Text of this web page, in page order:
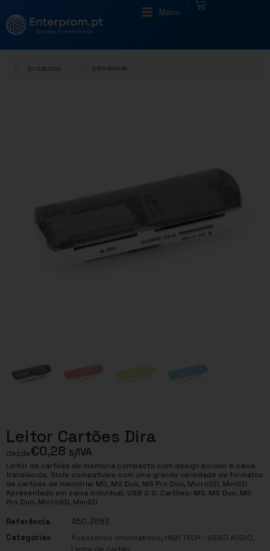
Menu
produtos
Leitor Cartões Dira
desde€0,28 s/IVA
Leitor de cartões de memória compacto com design bicolor e caixa
translúcida. Slots compatíveis com uma grande variedade de formatos
de cartões de memória: MS, MS Duo, MS Pro Duo, MicroSD, MiniSD.
Apresentado em caixa individual. USB 2.0. Cartões: MS, MS Duo, MS
Pro Duo, MicroSD, MiniSD
Referência
450.3693
Categorias
Acessórios informaticos, HIGH TECH - VIDEO AUDIO,
Leitor de cartão